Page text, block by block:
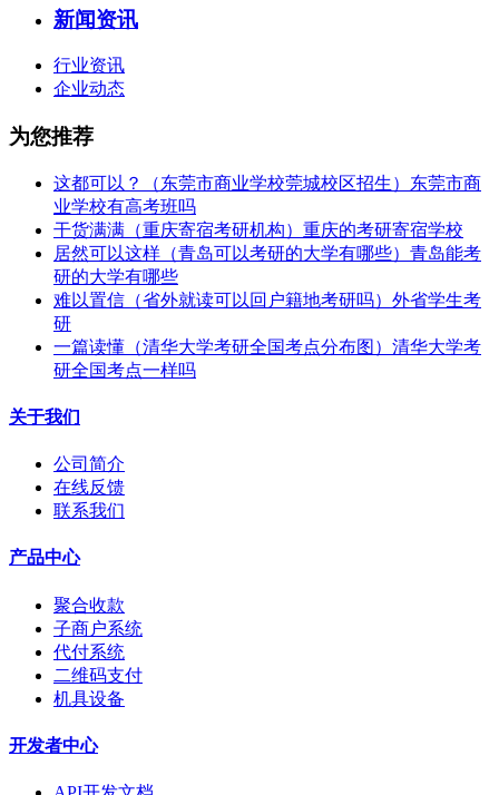
新闻资讯
行业资讯
企业动态
为您推荐
这都可以？（东莞市商业学校莞城校区招生）东莞市商
业学校有高考班吗
干货满满（重庆寄宿考研机构）重庆的考研寄宿学校
居然可以这样（青岛可以考研的大学有哪些）青岛能考
研的大学有哪些
难以置信（省外就读可以回户籍地考研吗）外省学生考
研
一篇读懂（清华大学考研全国考点分布图）清华大学考
研全国考点一样吗
关于我们
公司简介
在线反馈
联系我们
产品中心
聚合收款
子商户系统
代付系统
二维码支付
机具设备
开发者中心